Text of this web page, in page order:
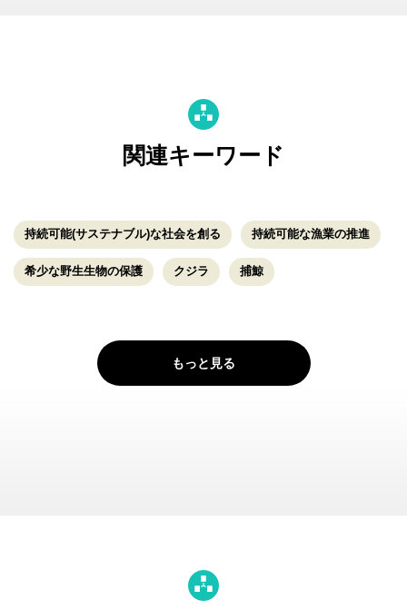
関連キーワード
持続可能(サステナブル)な社会を創る 持続可能な漁業の推進
希少な野生生物の保護 クジラ 捕鯨
もっと見る